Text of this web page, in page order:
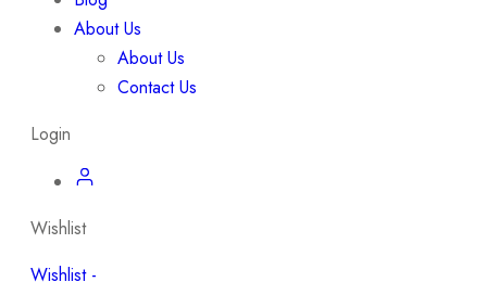
About Us
About Us
Contact Us
Login
Wishlist
Wishlist -